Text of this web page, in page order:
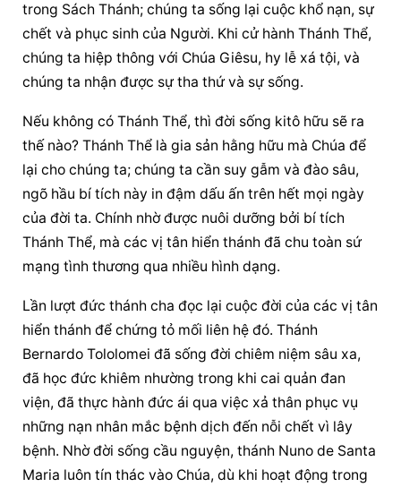
trong Sách Thánh; chúng ta sống lại cuộc khổ nạn, sự
chết và phục sinh của Người. Khi cử hành Thánh Thể,
chúng ta hiệp thông với Chúa Giêsu, hy lễ xá tội, và
chúng ta nhận được sự tha thứ và sự sống.
Nếu không có Thánh Thể, thì đời sống kitô hữu sẽ ra
thế nào? Thánh Thể là gia sản hằng hữu mà Chúa để
lại cho chúng ta; chúng ta cần suy gẫm và đào sâu,
ngõ hầu bí tích này in đậm dấu ấn trên hết mọi ngày
của đời ta. Chính nhờ được nuôi dưỡng bởi bí tích
Thánh Thể, mà các vị tân hiển thánh đã chu toàn sứ
mạng tình thương qua nhiều hình dạng.
Lần lượt đức thánh cha đọc lại cuộc đời của các vị tân
hiển thánh để chứng tỏ mối liên hệ đó. Thánh
Bernardo Tololomei đã sống đời chiêm niệm sâu xa,
đã học đức khiêm nhường trong khi cai quản đan
viện, đã thực hành đức ái qua việc xả thân phục vụ
những nạn nhân mắc bệnh dịch đến nỗi chết vì lây
bệnh. Nhờ đời sống cầu nguyện, thánh Nuno de Santa
Maria luôn tín thác vào Chúa, dù khi hoạt động trong